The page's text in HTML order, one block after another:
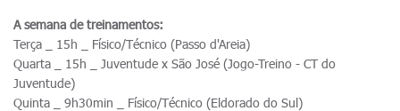
A semana de treinamentos:
Terça _ 15h _ Físico/Técnico (Passo d'Areia)
Quarta _ 15h _ Juventude x São José (Jogo-Treino - CT do
Juventude)
Quinta _ 9h30min _ Físico/Técnico (Eldorado do Sul)